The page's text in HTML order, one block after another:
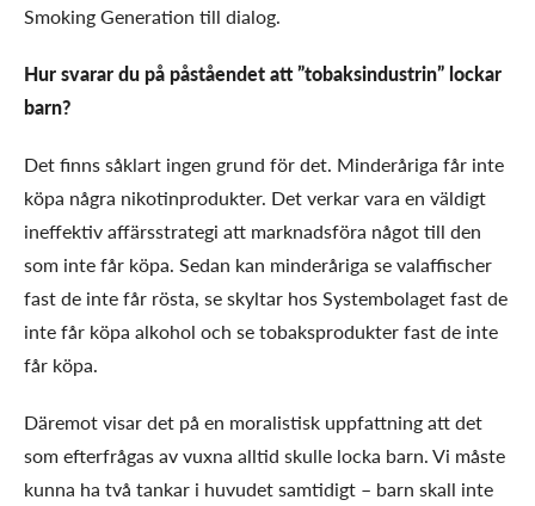
Smoking Generation till dialog.
Hur svarar du på påståendet att ”tobaksindustrin” lockar
barn?
Det finns såklart ingen grund för det. Minderåriga får inte
köpa några nikotinprodukter. Det verkar vara en väldigt
ineffektiv affärsstrategi att marknadsföra något till den
som inte får köpa. Sedan kan minderåriga se valaffischer
fast de inte får rösta, se skyltar hos Systembolaget fast de
inte får köpa alkohol och se tobaksprodukter fast de inte
får köpa.
Däremot visar det på en moralistisk uppfattning att det
som efterfrågas av vuxna alltid skulle locka barn. Vi måste
kunna ha två tankar i huvudet samtidigt – barn skall inte